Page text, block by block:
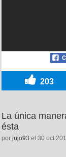
203
La única
ésta
por jujo93 el 30 oct